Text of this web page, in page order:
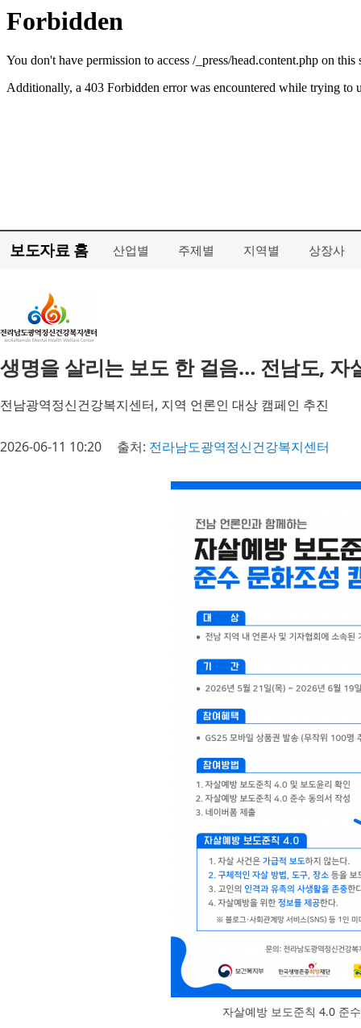
보도자료 홈 산업별 주제별 지역별 상장사
생명을 살리는 보도 한 걸음… 전남도, 자
전남광역정신건강복지센터, 지역 언론인 대상 캠페인 추진
2026-06-11 10:20 출처: 전라남도광역정신건강복지센터
자살예방 보도준칙 4.0 준